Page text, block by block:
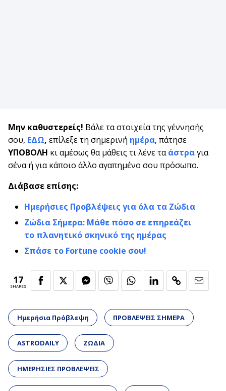
Μην καθυστερείς! Βάλε τα στοιχεία της γέννησής
σου, ΕΔΩ, επίλεξε τη σημερινή ημέρα, πάτησε
ΥΠΟΒΟΛΗ κι αμέσως θα μάθεις τι λένε ταάστραγια
σένα ή για κάποιο άλλο αγαπημένο σου πρόσωπο.
Διάβασε επίσης:
Ημερήσιες Προβλέψεις για όλα τα Ζώδια
Ζώδια Σήμερα: Μάθε πόσο σε επηρεάζει
το πλανητικό σκηνικό της ημέρας
Σπάσε το Fortune cookie σου!
17
SHARES
Ημερήσια Πρόβλεψη ΠΡΟΒΛΕΨΕΙΣ ΣΗΜΕΡΑ
ASTRODAILY ΖΩΔΙΑ
ΗΜΕΡΗΣΙΕΣ ΠΡΟΒΛΕΨΕΙΣ